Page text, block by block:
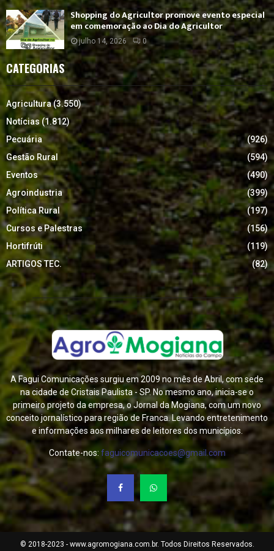
Shopping do Agricultor promove evento especial
em comemoração ao Dia do Agricultor
julho 14, 2026 0
CATEGORIAS
Agricultura(3.550)
Notícias (1.812)
Pecuária
(926)
Gestão Rural
(594)
Eventos
(490)
Agroindustria
(399)
Política Rural
(197)
Cursos e Palestras
(156)
Hortifrúti
(119)
ARTIGOS TEC.
(82)
A Fagui Comunicações surgiu em 2009 no mês de Abril, com sede
na cidade de Cristais Paulista - SP. No mesmo ano, inicia-se o
primeiro projeto da empresa, o Jornal da Mogiana, com um novo
conceito jornalístico para região de Franca. Levando entretenimento
e informações aos milhares de leitores dos municípios.
Contate-nos: faguicomunicacoes@gmail.com
© 2018-2023 - www.agromogiana.com.br. Todos Direitos Reservados.